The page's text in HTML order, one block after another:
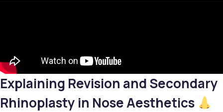
Explaining Revision and Secondary
Rhinoplasty in Nose Aesthetics